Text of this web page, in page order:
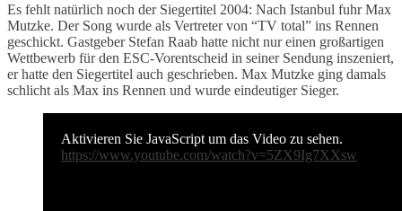
Es fehlt natürlich noch der Siegertitel 2004: Nach Istanbul fuhr Max
Mutzke. Der Song wurde als Vertreter von “TV total” ins Rennen
geschickt. Gastgeber Stefan Raab hatte nicht nur einen großartigen
Wettbewerb für den ESC-Vorentscheid in seiner Sendung inszeniert,
er hatte den Siegertitel auch geschrieben. Max Mutzke ging damals
schlicht als Max ins Rennen und wurde eindeutiger Sieger.
Aktivieren Sie JavaScript um das Video zu sehen.
https://www.youtube.com/watch?v=5ZX9Ig7XXsw